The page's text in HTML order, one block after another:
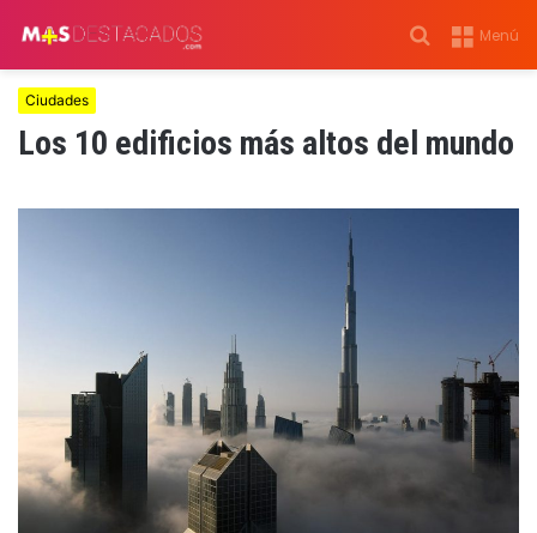
Menú
Buscar
por
Ciudades
Los 10 edificios más altos del mundo